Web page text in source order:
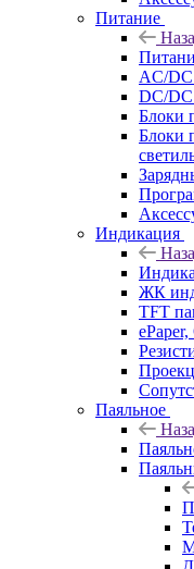
Питание
AC/DC
DC/DC
Блоки
Блоки
Индикация
ЖК
TFT
Паяльное